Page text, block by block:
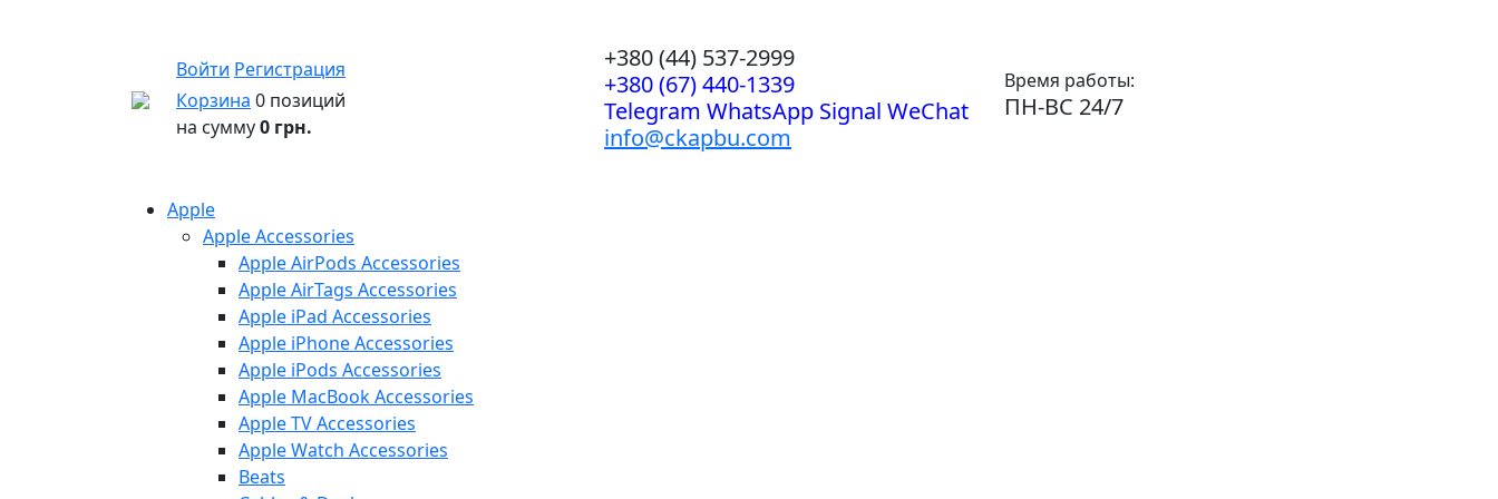
Войти Регистрация
Корзина 0 позиций
на сумму0 грн.
+380 (44) 537-2999
+380 (67) 440-1339
Telegram WhatsApp Signal WeChat
info@ckapbu.com
Время работы:
ПН-ВС 24/7
Apple
Apple Accessories
Apple AirPods Accessories
Apple AirTags Accessories
Apple iPad Accessories
Apple iPhone Accessories
Apple iPods Accessories
Apple MacBook Accessories
Apple TV Accessories
Apple Watch Accessories
Beats